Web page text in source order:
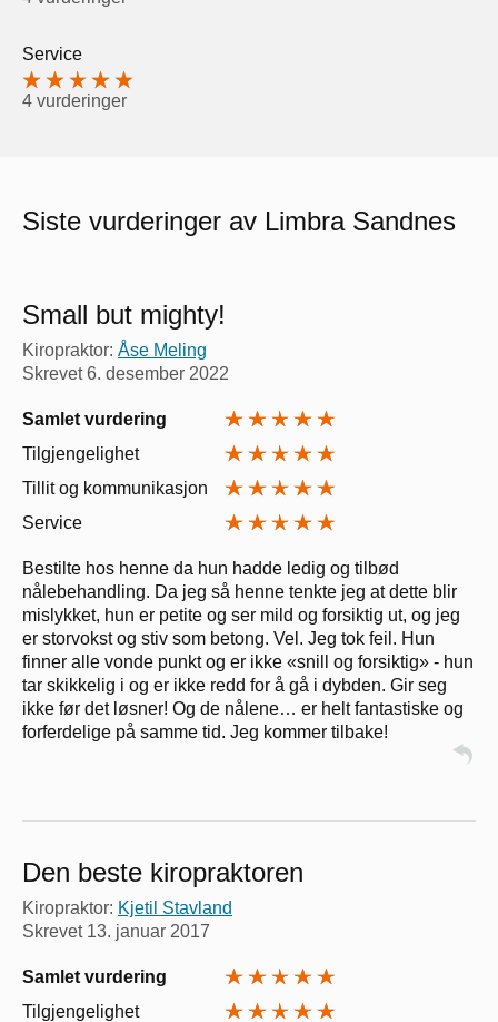
Service
4 vurderinger
Siste vurderinger av Limbra Sandnes
Small but mighty!
Kiropraktor: Åse Meling
Skrevet6. desember 2022
Samlet vurdering
Tilgjengelighet
Tillit og kommunikasjon
Service
Bestilte hos henne da hun hadde ledig og tilbød
nålebehandling. Da jeg så henne tenkte jeg at dette blir
mislykket, hun er petite og ser mild og forsiktig ut, og jeg
er storvokst og stiv som betong. Vel. Jeg tok feil. Hun
finner alle vonde punkt og er ikke «snill og forsiktig» - hun
tar skikkelig i og er ikke redd for å gå i dybden. Gir seg
ikke før det løsner! Og de nålene… er helt fantastiske og
forferdelige på samme tid. Jeg kommer tilbake!
Den beste kiropraktoren
Kiropraktor: Kjetil Stavland
Skrevet 13. januar 2017
Samlet vurdering
Tilgjengelighet